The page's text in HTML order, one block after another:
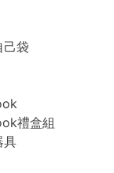
袋
禮盒組
具